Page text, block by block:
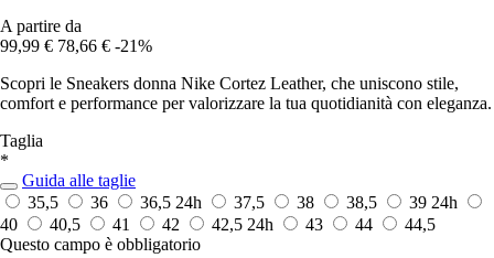
A partire da
99,99 € 78,66 € -21%
Scopri le Sneakers donna Nike Cortez Leather, che uniscono stile,
comfort e performance per valorizzare la tua quotidianità con eleganza.
Taglia
*
Guida alle taglie
35,5
36 36,5 24h 37,5 38 38,5 39 24h
40
40,5 41 42 42,5 24h 43 44
44,5
Questo campo è obbligatorio